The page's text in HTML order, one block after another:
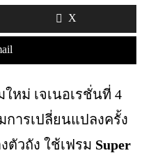
X
หม่ เจเนอเรชั่นที่ 4
การเปลี่ยนแปลงครั้ง
ตัวถัง ใช้เฟรม Super